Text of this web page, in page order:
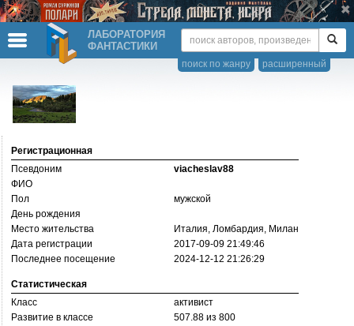
ЛАБОРАТОРИЯ
ФАНТАСТИКИ
расширенный
поиск по жанру
Регистрационная
Псевдоним
viacheslav88
ФИО
Пол
мужской
День рождения
Место жительства
Италия, Ломбардия, Милан
Дата регистрации
2017-09-09 21:49:46
Последнее посещение
2024-12-12 21:26:29
Статистическая
Класс
активист
Развитие в классе
507.88 из 800